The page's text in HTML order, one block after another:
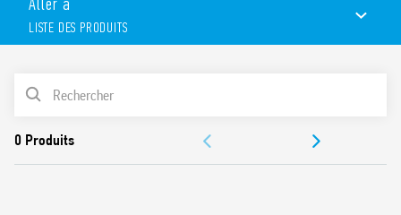
détection et montage simplifié.
Disponible en blanc (18.81.8.230.0000) et gris anthracite
LISTE DES PRODUITS
LISTE DES PRODUITS
CERTIFICATIONS